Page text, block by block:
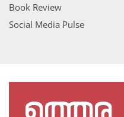
Book Review
Social Media Pulse